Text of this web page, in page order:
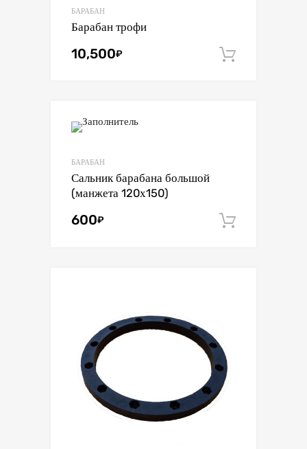
БАРАБАН
Барабан трофи
10,500₽
БАРАБАН
Сальник барабана большой
(манжета 120х150)
600₽